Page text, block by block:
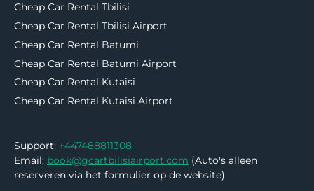
Cheap Car Rental Tbilisi
Cheap Car Rental Tbilisi Airport
Cheap Car Rental Batumi
Cheap Car Rental Batumi Airport
Cheap Car Rental Kutaisi
Cheap Car Rental Kutaisi Airport
Support: +447488811308
Email: book@gcartbilisiairport.com (Auto's alleen
reserveren via het formulier op de website)